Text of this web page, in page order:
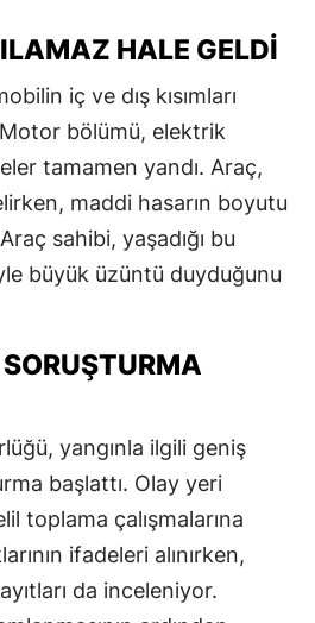
HALE GELDI
iç ve dış kısımları
bölümü, elektrik
tamamen yandı. Araç,
maddi hasarın boyutu
sahibi, yaşadığı bu
büyük üzüntü duyduğunu
yangınla ilgili geniş
başlattı. Olay yeri
toplama çalışmalarına
ifadeleri alınırken,
da inceleniyor.